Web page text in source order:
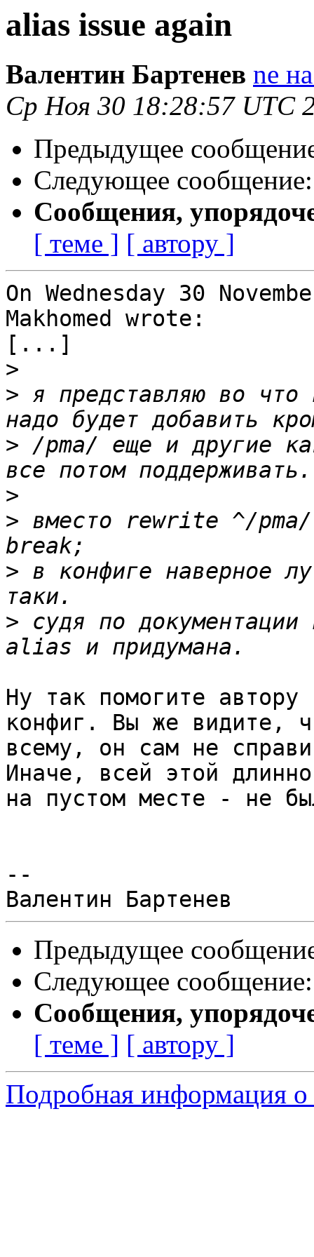
alias issue again
Валентин Бартенев ne
Ср Ноя 30 18:28:57 UTC
Предыдущее
Следующее
Сообщения,
[ теме ] [ автору ]
On Wednesday 30
Makhomed wrote:
[...]
>
> я представляю во что
> /pma/ еще и другие
>
> вместо rewrite ^/
> в конфиге наверное
> судя по документации
Ну так помогите автору
конфиг. Вы же видите,
всему, он сам не
Иначе, всей этой
на пустом месте - не
--
Предыдущее
Следующее
Сообщения,
[ теме ] [ автору ]
Подробная информация